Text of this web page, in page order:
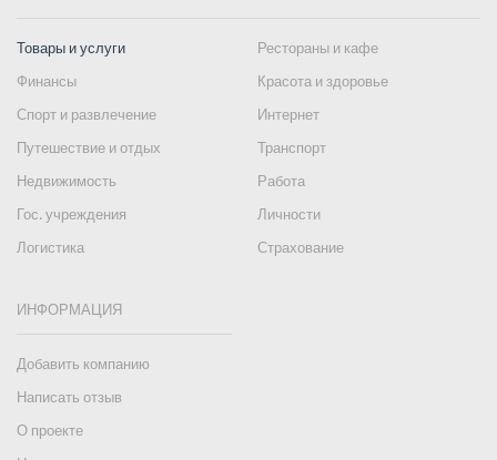
Товары и услуги
Рестораны и кафе
Финансы
Красота и здоровье
Спорт и развлечение
Интернет
Путешествие и отдых
Транспорт
Недвижимость
Работа
Гос. учреждения
Личности
Логистика
Страхование
ИНФОРМАЦИЯ
Добавить компанию
Написать отзыв
О проекте